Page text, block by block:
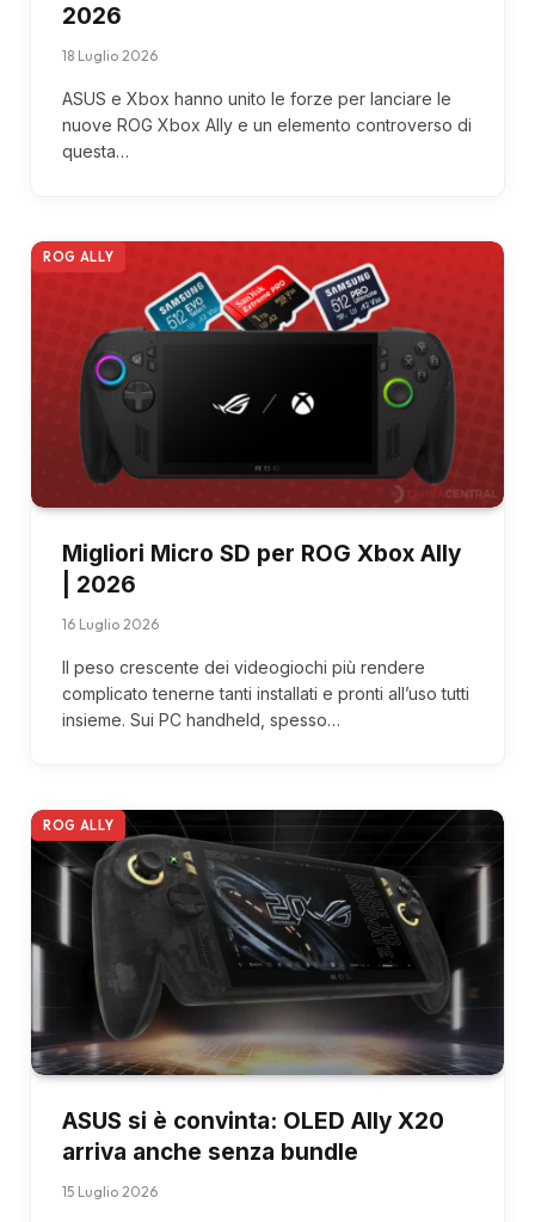
2026
18 Luglio 2026
ASUS e Xbox hanno unito le forze per lanciare le
nuove ROG Xbox Ally e un elemento controverso di
questa…
ROG ALLY
Migliori Micro SD per ROG Xbox Ally
| 2026
16 Luglio 2026
Il peso crescente dei videogiochi più rendere
complicato tenerne tanti installati e pronti all’uso tutti
insieme. Sui PC handheld, spesso…
ROG ALLY
ASUS si è convinta: OLED Ally X20
arriva anche senza bundle
15 Luglio 2026